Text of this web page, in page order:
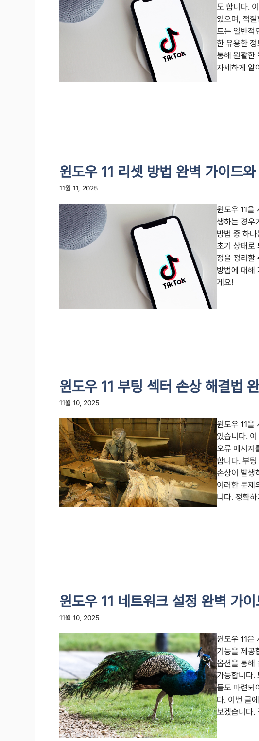
도 합니다.
있으며, 적
드는 일반적
한 유용한
통해 원활한
자세하게 알
윈도우 11 리셋 방법 완벽 가이드와
11월 11, 2025
윈도우 11을
생하는 경우
방법 중 하
초기 상태로
정을 정리할
방법에 대해
게요!
윈도우 11 부팅 섹터 손상 해결법
11월 10, 2025
윈도우 11을
있습니다.
오류 메시지
합니다. 부
손상이 발생
이러한 문제
니다. 정확
윈도우 11 네트워크 설정 완벽 가이
11월 10, 2025
윈도우 11은
기능을 제공
옵션을 통해
가능합니다.
들도 마련되
다. 이번 글
보겠습니다.